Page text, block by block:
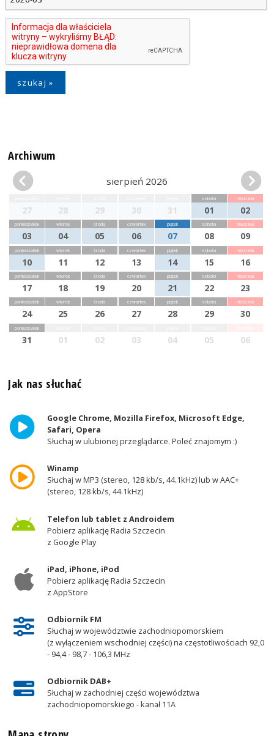
Archiwum
sierpień 2026
27 28 29 30 31
sobota
01
niedziela
02
poniedziałek
03
wtorek
04
środa
05
czwartek
06
piątek
07
sobota
08
niedziela
09
poniedziałek
10
wtorek
11
środa
12
czwartek
13
piątek
14
sobota
15
niedziela
16
poniedziałek
17
wtorek
18
środa
19
czwartek
20
piątek
21
sobota
22
niedziela
23
poniedziałek
24
wtorek
25
środa
26
czwartek
27
piątek
28
sobota
29
niedziela
30
poniedziałek
31 01 02 03 04 05 06
Jak nas słuchać
Google Chrome, Mozilla Firefox, Microsoft Edge,
Safari, Opera
Słuchaj w ulubionej przeglądarce. Poleć znajomym :)
Winamp
Słuchaj w MP3 (stereo, 128 kb/s, 44.1kHz) lub w AAC+
(stereo, 128 kb/s, 44.1kHz)
Telefon lub tablet z Androidem
Pobierz aplikację Radia Szczecin
z Google Play
iPad, iPhone, iPod
Pobierz aplikację Radia Szczecin
z AppStore
Odbiornik FM
Słuchaj w województwie zachodniopomorskiem
(z wyłączeniem wschodniej części) na częstotliwościach 92,0
- 94,4 - 98,7 - 106,3 MHz
Odbiornik DAB+
Słuchaj w zachodniej części województwa
zachodniopomorskiego - kanał 11A